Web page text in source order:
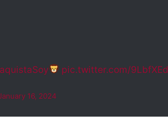
pic.twitter.com/
16, 2024